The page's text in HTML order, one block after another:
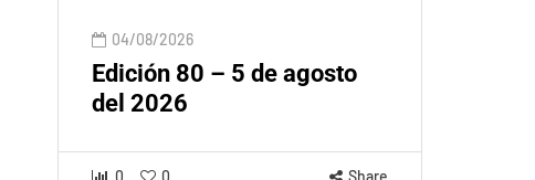
04/08/2026
Edición 80 – 5 de agosto
del 2026
0 0 Share